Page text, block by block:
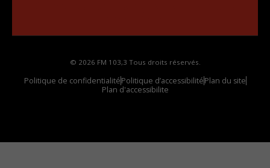
© 2026 FM 103,3 Tous droits réservés.
Politique de confidentialitéPolitique d’accessibilitéPlan du site
Plan d'accessibilite